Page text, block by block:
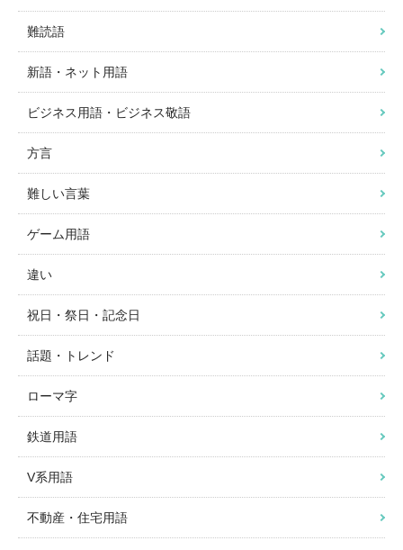
難読語
新語・ネット用語
ビジネス用語・ビジネス敬語
方言
難しい言葉
ゲーム用語
違い
祝日・祭日・記念日
話題・トレンド
ローマ字
鉄道用語
V系用語
不動産・住宅用語